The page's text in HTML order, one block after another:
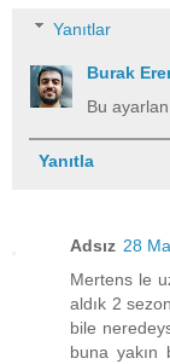
Yanıtlar
Burak
Bu
Yanıtla
Adsız 28
Mertens le
aldık 2
bile
buna